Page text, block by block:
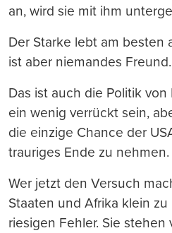
an, wird sie mit ihm
Der Starke lebt am besten
ist aber niemandes Freund.
Das ist auch die Politik von
ein wenig verrückt sein,
die einzige Chance der
trauriges Ende zu nehmen.
Wer jetzt den Versuch
Staaten und Afrika klein
riesigen Fehler. Sie stehen